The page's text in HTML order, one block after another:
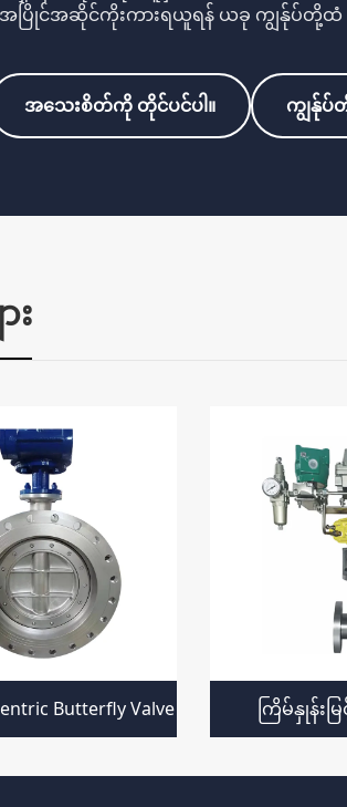
ြိုင်အဆိုင်ကိုးကားရယူရန် ယခု ကျွန်ုပ်တို့
အသေးစိတ်ကို တိုင်ပင်ပါ။ ကျွန်ုပ်
း
Butterfly Valve ကြိမ်နှုန်းမ